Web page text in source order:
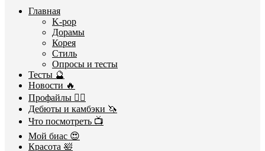
Главная
K-pop
Дорамы
Корея
Стиль
Опросы и тесты
Тесты 🔮
Новости 🔥
Профайлы 🕵️‍♀️
Дебюты и камбэки 🦄
Что посмотреть 📺
Мой биас 😍
Красота 🛀